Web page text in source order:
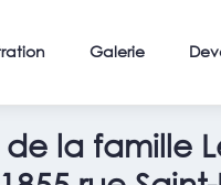
Galerie
de la famille